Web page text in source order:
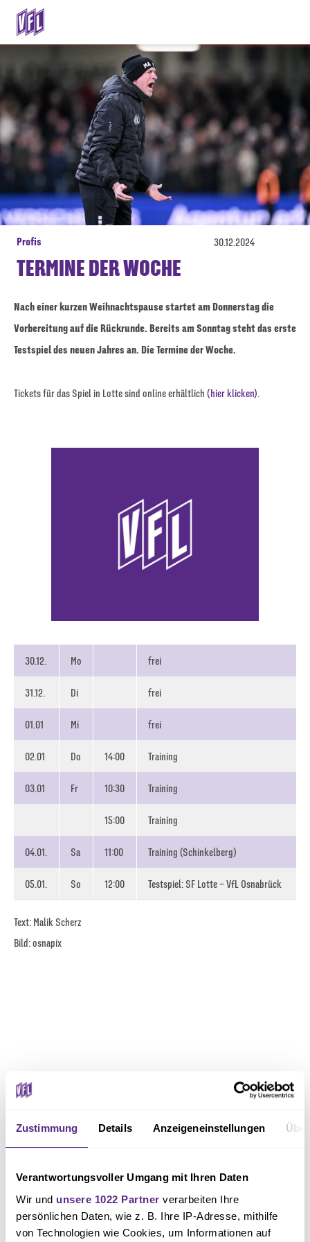
Zustimmung Details Anzeigeneinstellungen
Verantwortungsvoller Umgang mit Ihren Daten
Wir und unsere 1022 Partner verarbeiten Ihre
persönlichen Daten, wie z. B. Ihre IP-Adresse, mithilfe
von Technologien wie Cookies, um Informationen auf
Profis 30.12.2024
TERMINE DER WOCHE
Nach einer kurzen Weihnachtspause startet am Donnerstag die
Vorbereitung auf die Rückrunde. Bereits am Sonntag steht das erste
Testspiel des neuen Jahres an. Die Termine der Woche.
Tickets für das Spiel in Lotte sind online erhältlich (hier klicken).
30.12. Mo frei
31.12. Di frei
01.01 Mi frei
02.01 Do 14:00 Training
03.01 Fr 10:30 Training
15:00 Training
04.01. Sa 11:00 Training (Schinkelberg)
05.01. So 12:00 Testspiel: SF Lotte – VfL Osnabrück
Text: Malik Scherz
Bild: osnapix